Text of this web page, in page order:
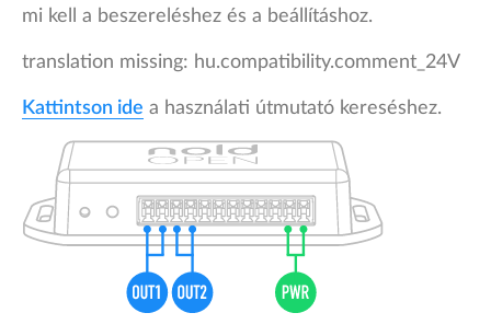
mi kell a beszereléshez és a beállításhoz.
translation missing: hu.compatibility.comment_24V
Kattintson ide a használati útmutató kereséshez.